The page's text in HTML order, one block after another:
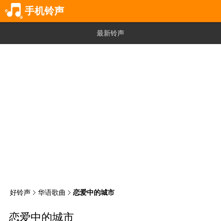
手机铃声
最新铃声
好铃声 华语歌曲 恋爱中的城市
恋爱中的城市